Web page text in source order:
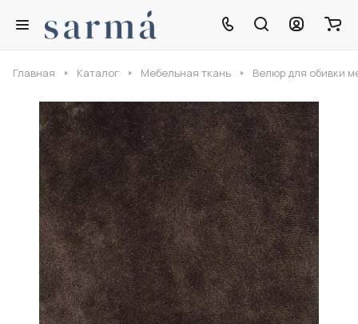
Главная Каталог Мебельная ткань Велюр для обивки